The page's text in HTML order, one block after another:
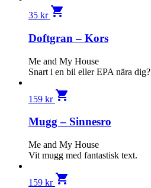
35 kr shopping_cart
Doftgran – Kors
Me and My House
Snart i en bil eller EPA nära dig?
159 kr shopping_cart
Mugg – Sinnesro
Me and My House
Vit mugg med fantastisk text.
159 kr shopping_cart